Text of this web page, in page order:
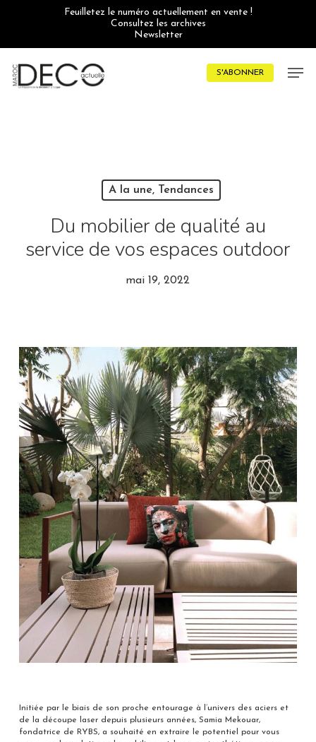
Feuilletez le numéro actuellement en vente !
Consultez les archives
Newsletter
S'ABONNER
A la une, Tendances
Du mobilier de qualité au
service de vos espaces outdoor
mai 19, 2022
Initiée par le biais de son proche entourage à l’univers des aciers et
de la découpe laser depuis plusieurs années, Samia Mekouar,
fondatrice de RYBS, a souhaité en extraire le potentiel pour vous